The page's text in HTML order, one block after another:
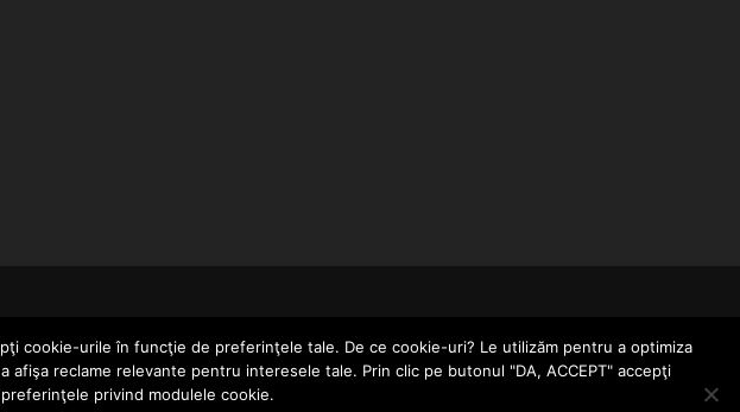
HOME CONTACT POLITICĂ DE CONFIDENȚIALITATE
cookie-urile în funcţie de preferinţele tale. De ce cookie-uri? Le utilizăm pentru a optimiza
reclame relevante pentru interesele tale. Prin clic pe butonul "DA, ACCEPT" accepţi
privind modulele cookie.